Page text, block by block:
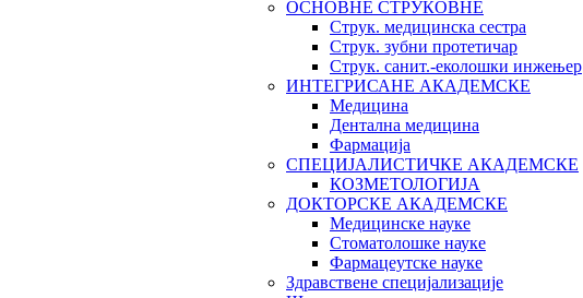
ОСНОВНЕ СТРУКОВНЕ
Струк. медицинска сестра
Струк. зубни протетичар
Струк. санит.-еколошки инжењер
ИНТЕГРИСАНЕ АКАДЕМСКЕ
Медицина
Дентална медицина
Фармација
СПЕЦИЈАЛИСТИЧКЕ АКАДЕМСКЕ
КОЗМЕТОЛОГИЈА
ДОКТОРСКЕ АКАДЕМСКЕ
Медицинске науке
Стоматолошке науке
Фармацеутске науке
Здравствене специјализације